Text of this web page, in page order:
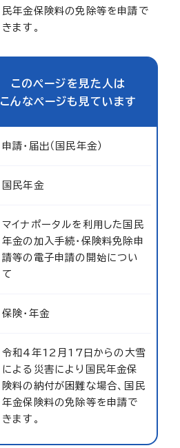
民年金保険料の免除等を申請で
きます。
このページを見た人は
こんなページも見ています
申請・届出（国民年金）
国民年金
マイナポータルを利用した国民
年金の加入手続・保険料免除申
請等の電子申請の開始につい
て
保険・年金
令和4年12月17日からの大雪
による災害により国民年金保
険料の納付が困難な場合、国民
年金保険料の免除等を申請で
きます。